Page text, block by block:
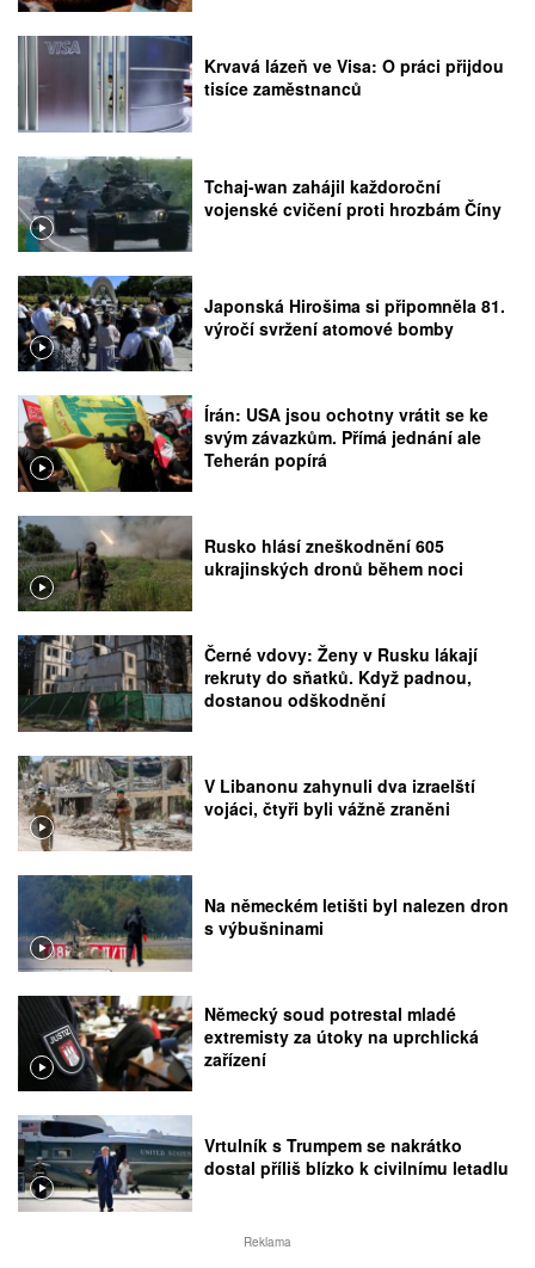
Krvavá lázeň ve Visa: O práci přijdou
tisíce zaměstnanců
Tchaj-wan zahájil každoroční
vojenské cvičení proti hrozbám Číny
Japonská Hirošima si připomněla 81.
výročí svržení atomové bomby
Írán: USA jsou ochotny vrátit se ke
svým závazkům. Přímá jednání ale
Teherán popírá
Rusko hlásí zneškodnění 605
ukrajinských dronů během noci
Černé vdovy: Ženy v Rusku lákají
rekruty do sňatků. Když padnou,
dostanou odškodnění
V Libanonu zahynuli dva izraelští
vojáci, čtyři byli vážně zraněni
Na německém letišti byl nalezen dron
s výbušninami
Německý soud potrestal mladé
extremisty za útoky na uprchlická
zařízení
Vrtulník s Trumpem se nakrátko
dostal příliš blízko k civilnímu letadlu
Reklama